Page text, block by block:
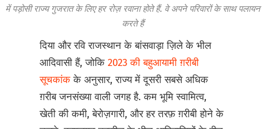
में पड़ोसी राज्य गुजरात के लिए हर रोज़ रवाना होते हैं. वे अपने परिवारों के साथ पलायन
करते हैं
दिया और रवि राजस्थान के बांसवाड़ा ज़िले के भील
आदिवासी हैं, जोकि2023 की बहुआयामी ग़रीबी
सूचकांकके अनुसार, राज्य में दूसरी सबसे अधिक
ग़रीब जनसंख्या वाली जगह है. कम भूमि स्वामित्व,
खेती की कमी, बेरोज़गारी, और हर तरफ़ ग़रीबी होने के